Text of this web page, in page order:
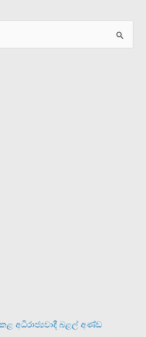
අධිරාජ්‍යවාදී බළල් අණ්ඩ